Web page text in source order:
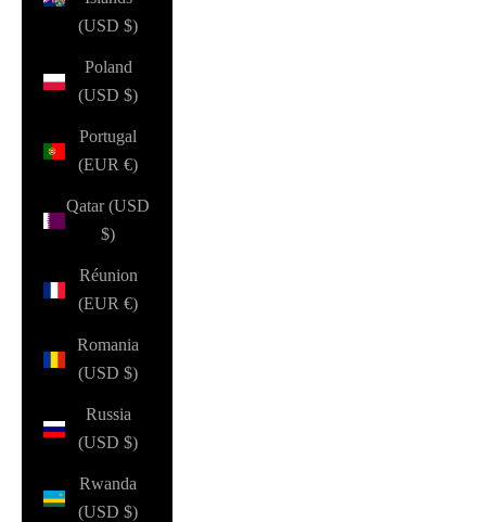
(USD $)
Poland
(USD $)
Portugal
(EUR €)
Qatar (USD
$)
Réunion
(EUR €)
Romania
(USD $)
Russia
(USD $)
Rwanda
(USD $)